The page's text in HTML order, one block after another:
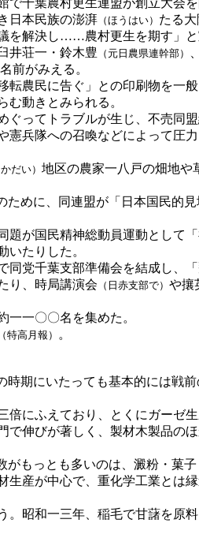
千葉農村更生連盟が創立大会を
日本民族の澎湃 （ほうはい） たる
を解決し……農村更生を期す」と
井荘一・鈴木豊 （元日農県連幹部）
前がみえる。
農民に告ぐ」との印刷物を一般
動きとみられる。
ってトラブルが生じ、不売同
憲兵隊への召喚などによって圧
だい） 地区の農家一八戸の畑地や
めに、同連盟が「日本国民的
が国民精神総動員運動として
いたりした。
党千葉支部準備会を結成し、「
り、時局講演会 （日赤支部で） や攘
一〇〇名を集めた。
（特高月報） 。
期にいたっても基本的には戦
にふえており、とくにガーゼ
で伸びが著しく、製材木製品の
がもっとも多いのは、澱粉・菓
産が中心で、重化学工業とは
昭和一三年、稲毛で甘藷を原